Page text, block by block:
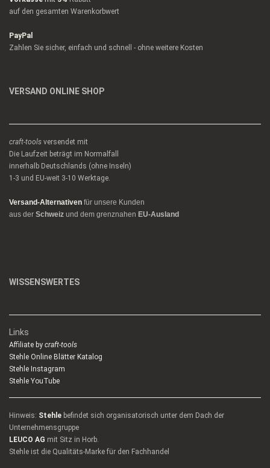
auf den gesamten Warenkorbwert
PayPal
Zahlen Sie sicher, einfach und schnell - ohne weitere Kosten
VERSAND ONLINE SHOP
craft-tools versendet mit
Die Laufzeit beträgt im Normalfall
innerhalb Deutschlands (ohne Inseln)
1-3 und EU-weit 3-10 Werktage.
Versand-Alternativen für unsere Kunden
aus der Schweiz und dem grenznahen EU-Ausland
WISSENSWERTES
Links
Affiliate by craft-tools
Stehle Online Blätter Katalog
Stehle Instagram
Stehle YouTube
Hinweis: Stehle befindet sich organisatorisch unter dem Dach der
Unternehmensgruppe
LEUCO AG mit Sitz in Horb.
Stehle ist die Qualitäts-Marke für den Fachhandel